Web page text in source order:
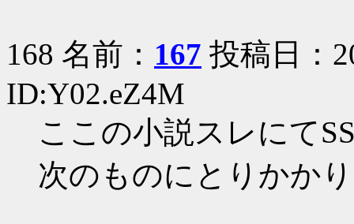
168 名前： 167 投稿日：
ID:Y02.eZ4M
ここの小説スレにて
次のものにとりかか